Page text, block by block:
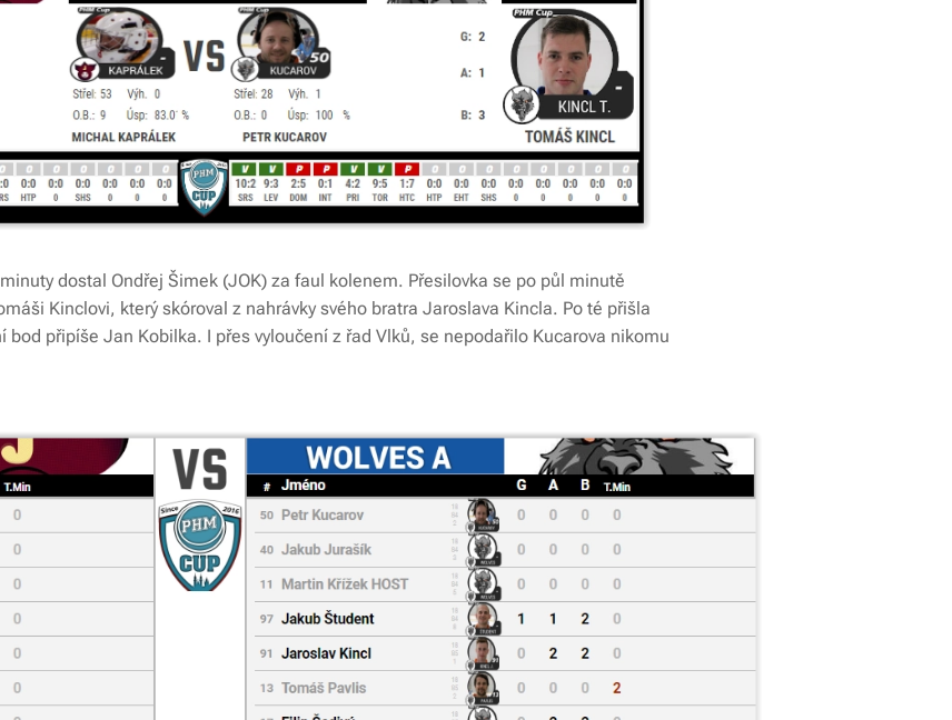
dostal Ondřej Šimek (JOK) za faul kolenem. Přesilovka se po půl minutě
Kinclovi, který skóroval z nahrávky svého bratra Jaroslava Kincla. Po té přišla
připíše Jan Kobilka. I přes vyloučení z řad Vlků, se nepodařilo Kucarova nikomu